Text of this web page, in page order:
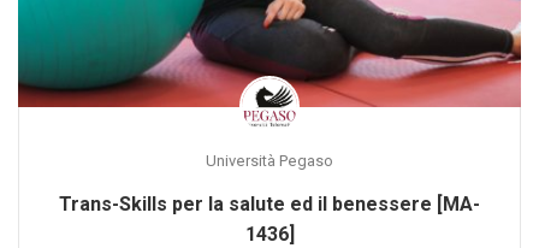
Università Pegaso
Trans-Skills per la salute ed il benessere [MA-
1436]